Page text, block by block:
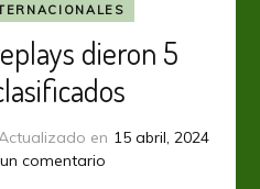
dieron 5
en 15 abril, 2024
comentarioen